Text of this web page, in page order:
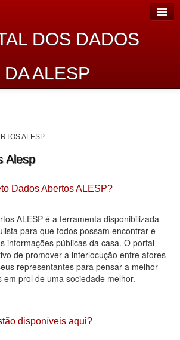
DOS DADOS
ALESP
Abertos
ALESP
Alesp
Dados Abertos ALESP?
ALESP é a ferramenta disponibilizada
para que todos possam encontrar e
informações públicas da casa. O portal
de promover a interlocução entre atores
representantes para pensar a melhor
em prol de uma sociedade melhor.
disponíveis aqui?